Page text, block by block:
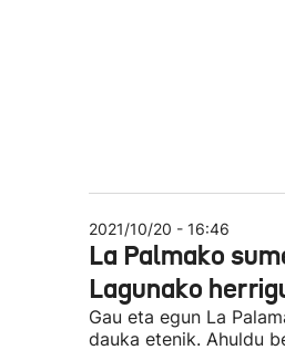
2021/10/20 - 16:46
La Palmako
Lagunako
Gau eta egun La
dauka etenik. Ahuldu